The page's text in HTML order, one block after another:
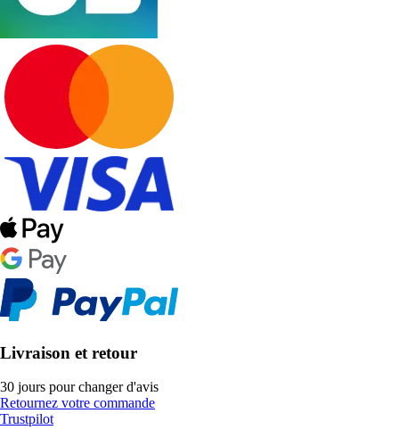
Livraison et retour
30 jours pour changer d'avis
Retournez votre commande
Trustpilot